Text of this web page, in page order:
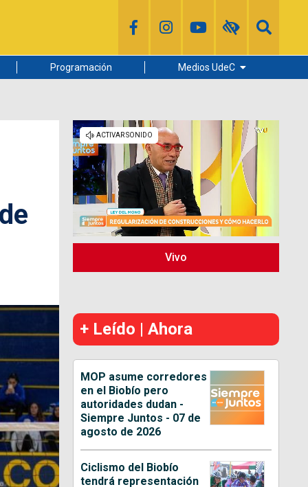
Programación Medios UdeC
Radio UdeC
Noticias UdeC
La Discusión
Vivo
+ Leído | Ahora
MOP asume corredores
en el Biobío pero
autoridades dudan -
Siempre Juntos - 07 de
agosto de 2026
Ciclismo del Biobío
tendrá representación